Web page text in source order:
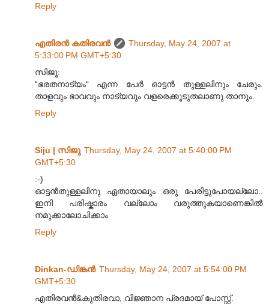
Reply
എതിരന്‍ കതിരവന്‍
Thursday, May 24, 2007 at
5:33:00 PM GMT+5:30
സിജൂ:
“ഭരതനാട്യം“ എന്ന പേര്‍ ഓട്ടന്‍ തുള്ളലിനും ചേരും.
താളവും ഭാവവും നാട്യവും വളരെക്കൂ‍ടുതലാണു താനും.
Reply
Siju | സിജു Thursday, May 24, 2007 at 5:40:00 PM
GMT+5:30
:-)
ഓട്ടന്‍‌തുള്ളലിനു ഏതായാലും ഒരു പേരിട്ടുപോയല്ലോ..
ഇനി പരിഷ്കാരം വല്ലോം വരുത്തുകയാണെങ്കില്‍
നമുക്കാലോചിക്കാം
Reply
Dinkan-ഡിങ്കന്‍ Thursday, May 24, 2007 at 5:54:00 PM
GMT+5:30
എതിരവന്‍&കുതിരവാ, വിജ്ഞാന പ്രദമായ് പോസ്റ്റ്.